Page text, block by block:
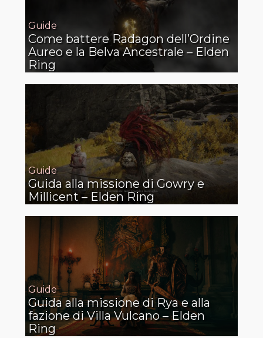
Guide
Come battere Radagon dell’Ordine
Aureo e la Belva Ancestrale – Elden
Ring
Guide
Guida alla missione di Gowry e
Millicent – Elden Ring
Guide
Guida alla missione di Rya e alla
fazione di Villa Vulcano – Elden
Ring